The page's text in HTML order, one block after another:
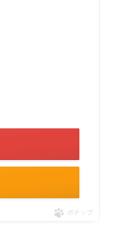
ポチップ